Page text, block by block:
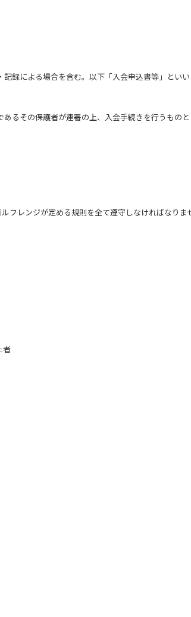
録による場合を含む。以下「入会申込書等」とい
るその保護者が連署の上、入会手続きを行うものと
フレンジが定める規則を全て遵守しなければなりま
者